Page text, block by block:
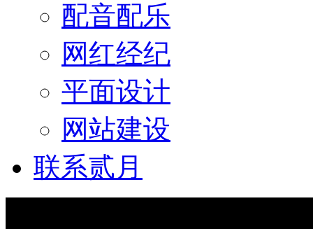
配音配乐
网红经纪
平面设计
网站建设
联系贰月